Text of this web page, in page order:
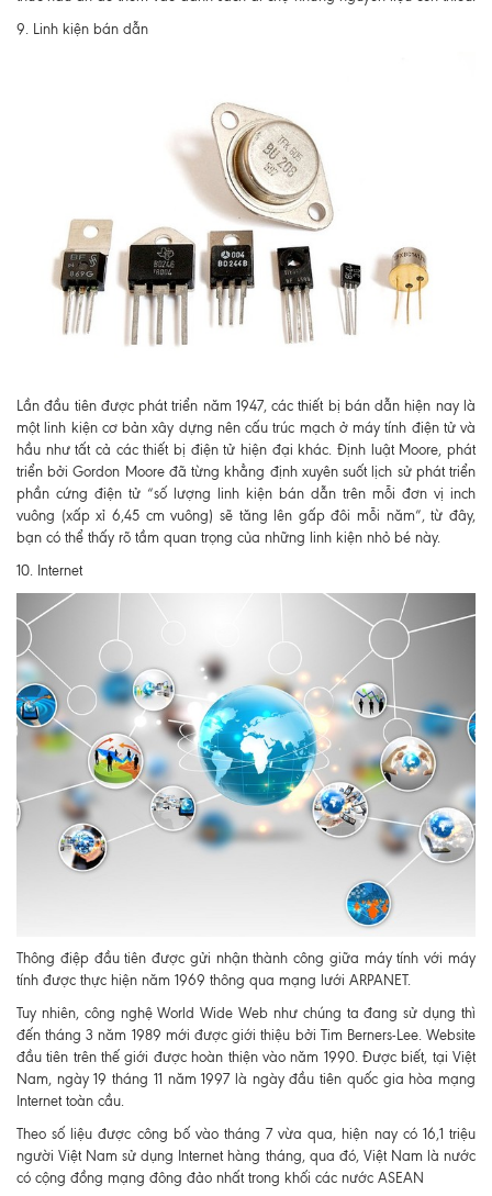
9. Linh kiện bán dẫn
Lần đầu tiên được phát triển năm 1947, các thiết bị bán dẫn hiện nay là
một linh kiện cơ bản xây dựng nên cấu trúc mạch ở máy tính điện tử và
hầu như tất cả các thiết bị điện tử hiện đại khác. Định luật Moore, phát
triển bởi Gordon Moore đã từng khẳng định xuyên suốt lịch sử phát triển
phần cứng điện tử “số lượng linh kiện bán dẫn trên mỗi đơn vị inch
vuông (xấp xỉ 6,45 cm vuông) sẽ tăng lên gấp đôi mỗi năm”, từ đây,
bạn có thể thấy rõ tầm quan trọng của những linh kiện nhỏ bé này.
10. Internet
Thông điệp đầu tiên được gửi nhận thành công giữa máy tính với máy
tính được thực hiện năm 1969 thông qua mạng lưới ARPANET.
Tuy nhiên, công nghệ World Wide Web như chúng ta đang sử dụng thì
đến tháng 3 năm 1989 mới được giới thiệu bởi Tim Berners-Lee. Website
đầu tiên trên thế giới được hoàn thiện vào năm 1990. Được biết, tại Việt
Nam, ngày 19 tháng 11 năm 1997 là ngày đầu tiên quốc gia hòa mạng
Internet toàn cầu.
Theo số liệu được công bố vào tháng 7 vừa qua, hiện nay có 16,1 triệu
người Việt Nam sử dụng Internet hàng tháng, qua đó, Việt Nam là nước
có cộng đồng mạng đông đảo nhất trong khối các nước ASEAN